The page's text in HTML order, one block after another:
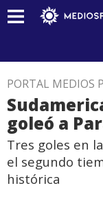
PORTAL MEDIOS
goleó a
Tres goles en
el segundo
histórica